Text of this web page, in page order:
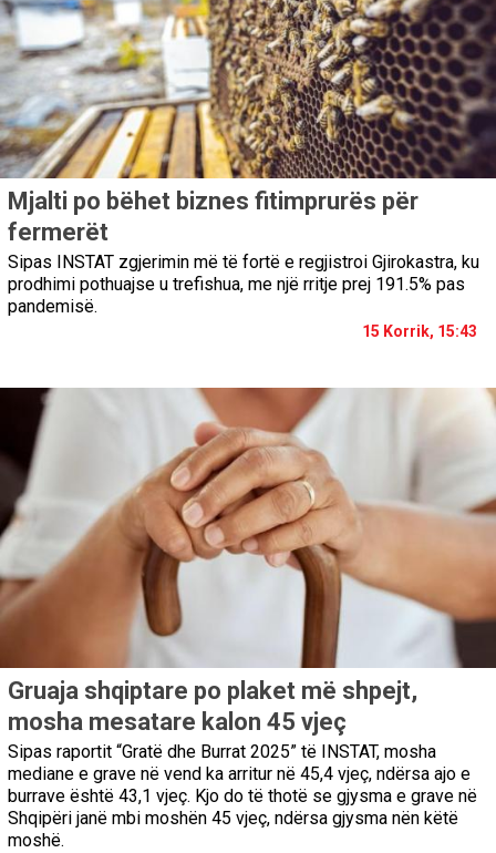
Mjalti po bëhet biznes fitimprurës për
fermerët
Sipas INSTAT zgjerimin më të fortë e regjistroi Gjirokastra, ku
prodhimi pothuajse u trefishua, me një rritje prej 191.5% pas
pandemisë.
15 Korrik, 15:43
Gruaja shqiptare po plaket më shpejt,
mosha mesatare kalon 45 vjeç
Sipas raportit “Gratë dhe Burrat 2025” të INSTAT, mosha
mediane e grave në vend ka arritur në 45,4 vjeç, ndërsa ajo e
burrave është 43,1 vjeç. Kjo do të thotë se gjysma e grave në
Shqipëri janë mbi moshën 45 vjeç, ndërsa gjysma nën këtë
moshë.